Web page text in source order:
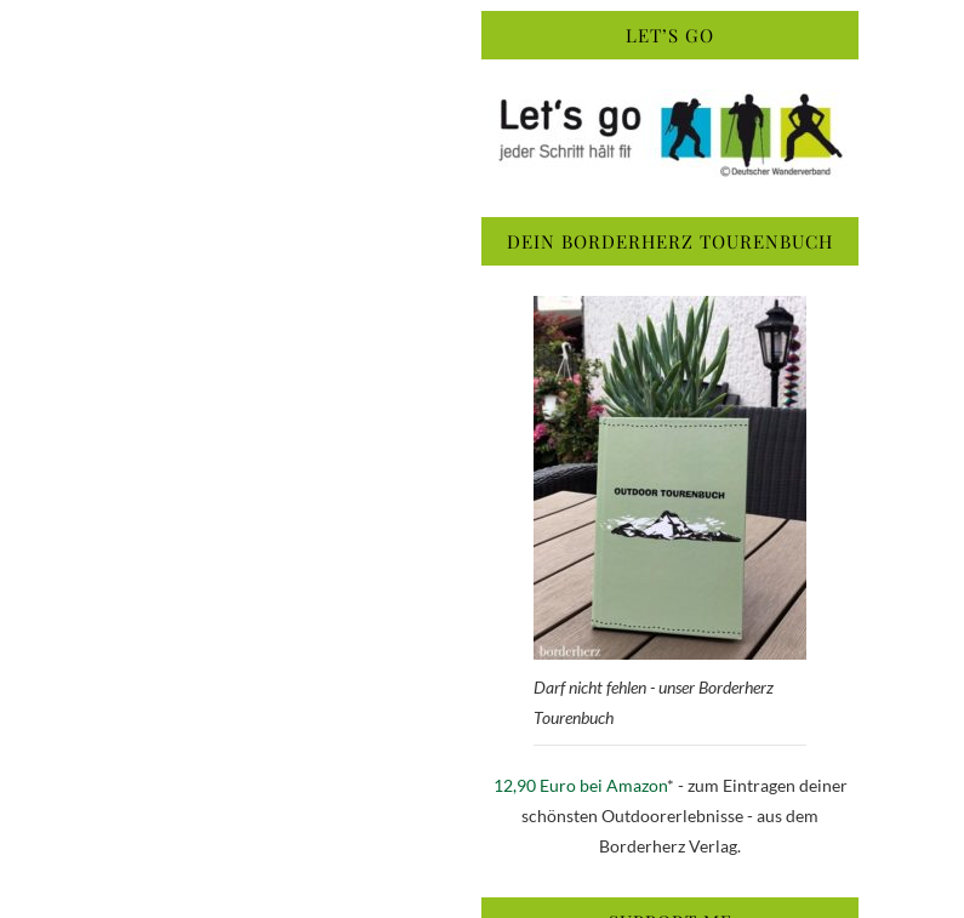
LET’S GO
DEIN BORDERHERZ TOURENBUCH
Darf nicht fehlen - unser Borderherz
Tourenbuch
12,90 Euro bei Amazon* - zum Eintragen deiner
schönsten Outdoorerlebnisse - aus dem
Borderherz Verlag.